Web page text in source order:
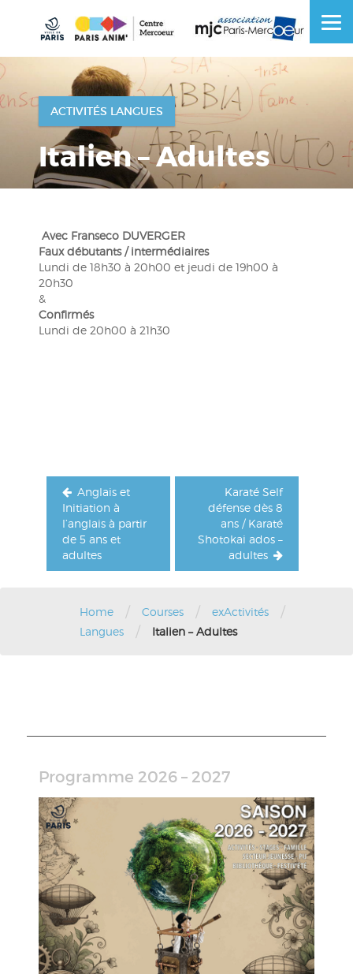
content
ACTIVITÉS LANGUES
Italien – Adultes
Avec Franseco DUVERGER
Faux débutants / intermédiaires
Lundi de 18h30 à 20h00 et jeudi de 19h00 à
20h30
&
Confirmés
Lundi de 20h00 à 21h30
Anglais et
Initiation à
l’anglais à partir
de 5 ans et
adultes
Karaté Self
défense dès 8
ans / Karaté
Shotokai ados –
adultes
Home / Courses / exActivités /
Langues / Italien – Adultes
Programme 2026 – 2027